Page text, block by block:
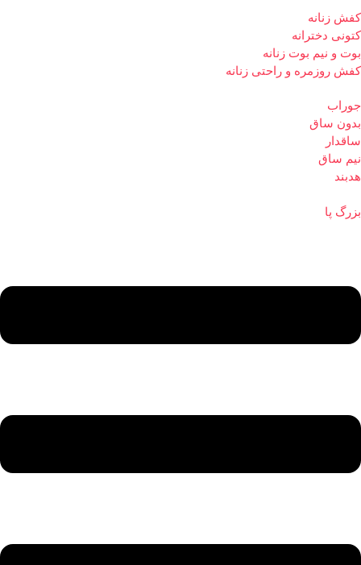
کفش زنانه
کتونی دخترانه
بوت و نیم بوت زنانه
کفش روزمره و راحتی زنانه
جوراب
بدون ساق
ساقدار
نیم ساق
هدبند
بزرگ پا